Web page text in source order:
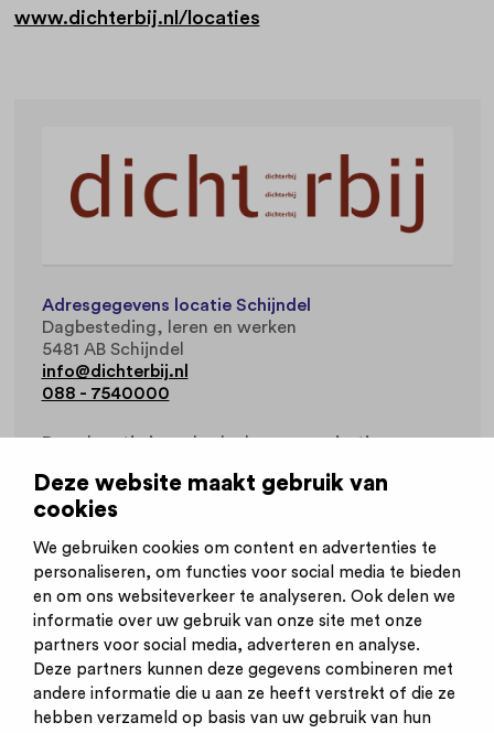
Deze website maakt gebruik van
cookies
We gebruiken cookies om content en advertenties te
personaliseren, om functies voor social media te bieden
en om ons websiteverkeer te analyseren. Ook delen we
informatie over uw gebruik van onze site met onze
partners voor social media, adverteren en analyse.
Deze partners kunnen deze gegevens combineren met
andere informatie die u aan ze heeft verstrekt of die ze
hebben verzameld op basis van uw gebruik van hun
www.dichterbij.nl/locaties
Adresgegevens locatie Schijndel
Dagbesteding, leren en werken
5481 AB Schijndel
info@dichterbij.nl
088 - 7540000
Deze locatie is onderdeel van organisatie
Werkvelden
Gehandicaptenzorg
Inschrijven nieuwsbrief
Inloggen